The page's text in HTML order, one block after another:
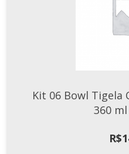
Kit 06 Bowl Tigela
360
R$